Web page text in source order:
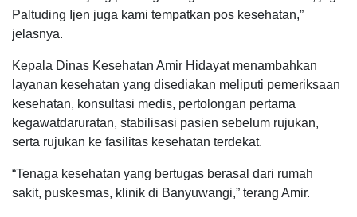
Paltuding Ijen juga kami tempatkan pos kesehatan,”
jelasnya.
Kepala Dinas Kesehatan Amir Hidayat menambahkan
layanan kesehatan yang disediakan meliputi pemeriksaan
kesehatan, konsultasi medis, pertolongan pertama
kegawatdaruratan, stabilisasi pasien sebelum rujukan,
serta rujukan ke fasilitas kesehatan terdekat.
“Tenaga kesehatan yang bertugas berasal dari rumah
sakit, puskesmas, klinik di Banyuwangi,” terang Amir.